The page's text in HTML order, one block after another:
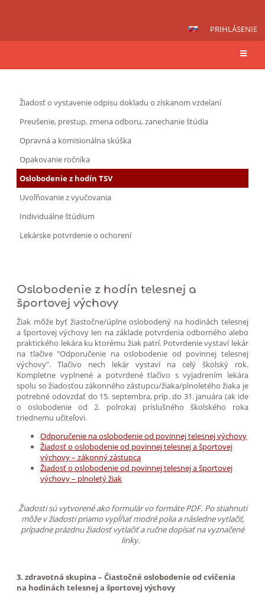
PRIHLÁSENIE
na
stiahnutie
Žiadosť o vystavenie odpisu dokladu o získanom vzdelaní
Preušenie, prestup, zmena odboru, zanechanie štúdia
Opravná a komisionálna skúška
Opakovanie ročníka
Oslobodenie z hodín TSV
Uvoľňovanie z vyučovania
Individuálne štúdium
Lekárske potvrdenie o ochorení
Oslobodenie z hodín telesnej a
športovej výchovy
Žiak môže byť žiastočne/úplne oslobodený na hodinách telesnej
a športovej výchovy len na základe potvrdenia odborného alebo
praktického lekára ku ktorému žiak patrí. Potvrdenie vystaví lekár
na tlačive "Odporučenie na oslobodenie od povinnej telesnej
výchovy". Tlačivo nech lekár vystaví na celý školský rok.
Kompletne vyplnené a potvrdené tlačivo s vyjadrením lekára
spolu so žiadosťou zákonného zástupcu/žiaka/plnoletého žiaka je
potrebné odovzdať do 15. septembra, príp. do 31. januára (ak ide
o oslobodenie od 2. polroka) príslušného školského roka
triednemu učiteľovi.
Odporučenie na oslobodenie od povinnej telesnej výchovy
Žiadosť o oslobodenie od povinnej telesnej a športovej
výchovy – zákonný zástupca
Žiadosť o oslobodenie od povinnej telesnej a športovej
výchovy – plnoletý žiak
Žiadosti sú vytvorené ako formulár vo formáte PDF. Po stiahnutí
môže v žiadosti priamo vypĺňať modré polia a následne vytlačiť,
prípadne prázdnu žiadosť vytlačiť a ručne dopísať na vyznačené
linky.
3. zdravotná skupina – Čiastočné oslobodenie od cvičenia
na hodinách telesnej a športovej výchovy